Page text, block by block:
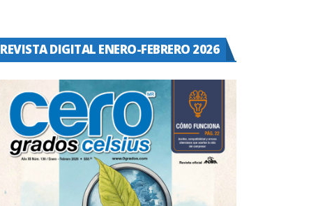
REVISTA DIGITAL ENERO-FEBRERO 2026